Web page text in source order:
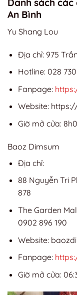
Danh sách
An Bình
Yu Shang Lou
Địa chỉ: 975
Hotline: 028
Fanpage:
Website:
Giờ mở cửa:
Baoz Dimsum
Địa chỉ:
88 Nguyễn Tri
878
The Garden
0902 896 190
Website:
Fanpage:
Giờ mở cửa: